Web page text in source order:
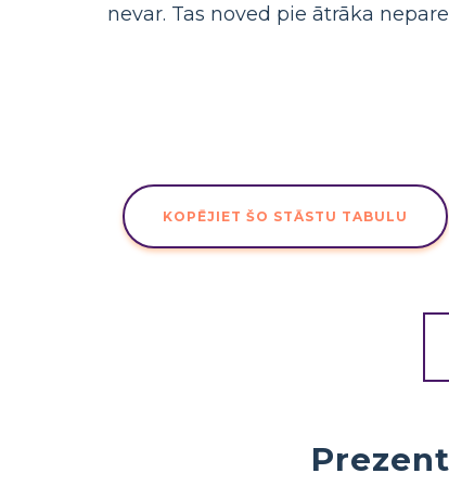
nevar. Tas noved pie ātrāka
KOPĒJIET ŠO STĀSTU TABULU